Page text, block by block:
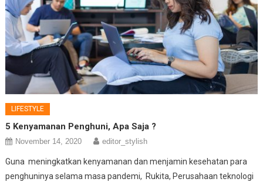
LIFESTYLE
5 Kenyamanan Penghuni, Apa Saja ?
November 14, 2020 editor_stylish
Guna meningkatkan kenyamanan dan menjamin kesehatan para
penghuninya selama masa pandemi, Rukita, Perusahaan teknologi